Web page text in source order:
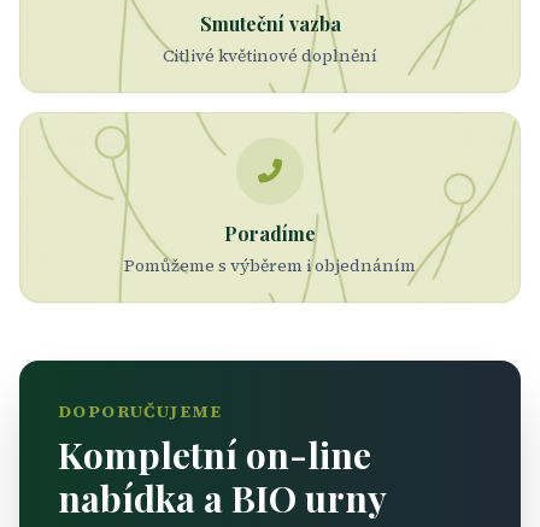
Smuteční vazba
Citlivé květinové doplnění
Poradíme
Pomůžeme s výběrem i objednáním
DOPORUČUJEME
Kompletní on-line
nabídka a BIO urny